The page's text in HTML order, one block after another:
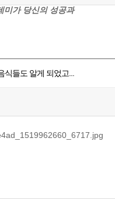
미가 당신의 성공과
들도 알게 되었고...